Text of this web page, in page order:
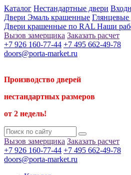
Каталог Нестандартные двери
Двери Эмаль крашенные Глянцевые
Двери крашенные по RAL Наши
Вызов замерщика Заказать расчет
+7 926 160-77-44 +7 495 662-49-78
doors@porta-market.ru
Производство дверей
нестандартных размеров
от 2 недель!
Вызов замерщика Заказать расчет
+7 926 160-77-44 +7 495 662-49-78
doors@porta-market.ru